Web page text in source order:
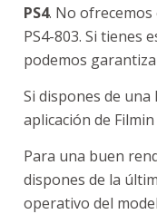
PS4. No
PS4-803. Si tienes
podemos
Si dispones de una
aplicación de
Para una buen
dispones de la
operativo del